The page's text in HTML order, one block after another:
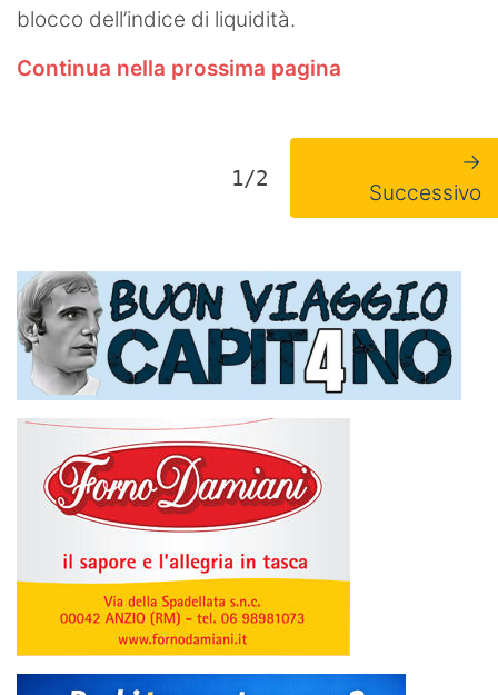
blocco dell’indice di liquidità.
Continua nella prossima pagina
1/2
→
Successivo